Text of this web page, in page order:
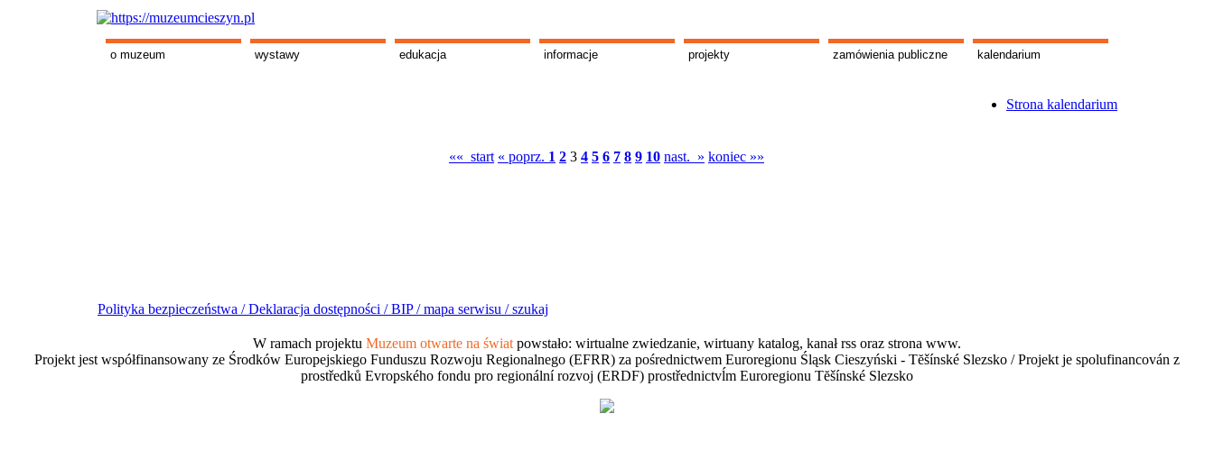
o muzeum wystawy edukacja informacje projekty zamówienia publiczne kalendarium
Strona kalendarium
«« start « poprz. 1 2 3 4 5 6 7 8 9 10 nast. » koniec »»
Polityka bezpieczeństwa /Deklaracja dostępności /BIP /mapa serwisu /szukaj
W ramach projektu Muzeum otwarte na świat powstało: wirtualne zwiedzanie, wirtuany katalog, kanał rss oraz strona www.
Projekt jest współfinansowany ze Środków Europejskiego Funduszu Rozwoju Regionalnego (EFRR) za pośrednictwem Euroregionu Śląsk Cieszyński - Tĕšínské Slezsko / Projekt je spolufinancován z
prostředků Evropského fondu pro regionální rozvoj (ERDF) prostřednictvĺm Euroregionu Tĕšínské Slezsko